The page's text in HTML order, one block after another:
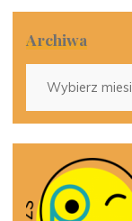
Archiwa